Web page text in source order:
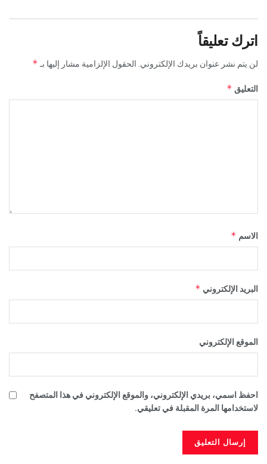
اترك تعليقاً
لن يتم نشر عنوان بريدك الإلكتروني. الحقول الإلزامية مشار إليها بـ *
التعليق *
الاسم *
البريد الإلكتروني *
الموقع الإلكتروني
احفظ اسمي، بريدي الإلكتروني، والموقع الإلكتروني في هذا المتصفح
لاستخدامها المرة المقبلة في تعليقي.